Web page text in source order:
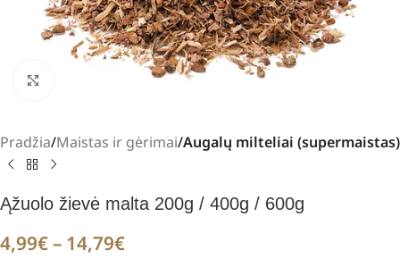
Pradžia Maistas ir gėrimai Augalų milteliai (supermaistas)
Ąžuolo žievė malta 200g / 400g / 600g
4,99€– 14,79€